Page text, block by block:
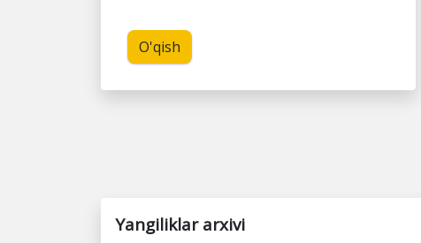
O'qish
Yangiliklar arxivi